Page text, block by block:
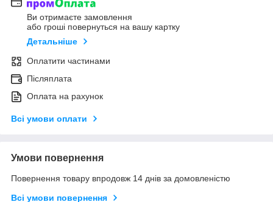
Ви отримаєте замовлення
або гроші повернуться на вашу картку
Детальніше
Оплатити частинами
Післяплата
Оплата на рахунок
Всі умови оплати
Умови повернення
Повернення товару впродовж 14 днів за домовленістю
Всі умови повернення